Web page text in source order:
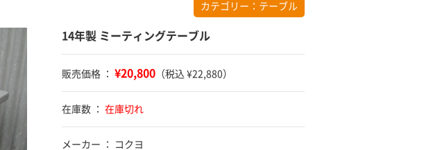
カテゴリー： テーブル
14年製 ミーティングテーブル
販売価格 ： ¥20,800 （税込 ¥22,880）
在庫数 ： 在庫切れ
メーカー ： コクヨ